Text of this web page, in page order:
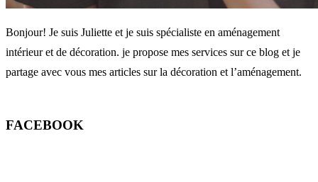
Bonjour! Je suis Juliette et je suis spécialiste en aménagement
intérieur et de décoration. je propose mes services sur ce blog et je
partage avec vous mes articles sur la décoration et l’aménagement.
FACEBOOK